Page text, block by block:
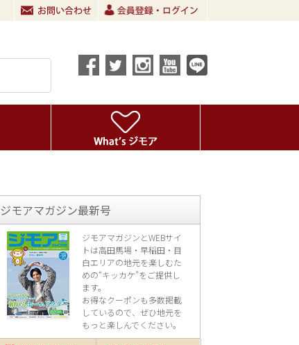
ジモアマガジン最新号
ジモアマガジンとWEBサイ
トは高田馬場・早稲田・目
白エリアの地元を楽しむた
めの“キッカケ”をご提供し
ます。
お得なクーポンも多数掲載
しているので、 ぜひ地元を
もっと楽しんでください。